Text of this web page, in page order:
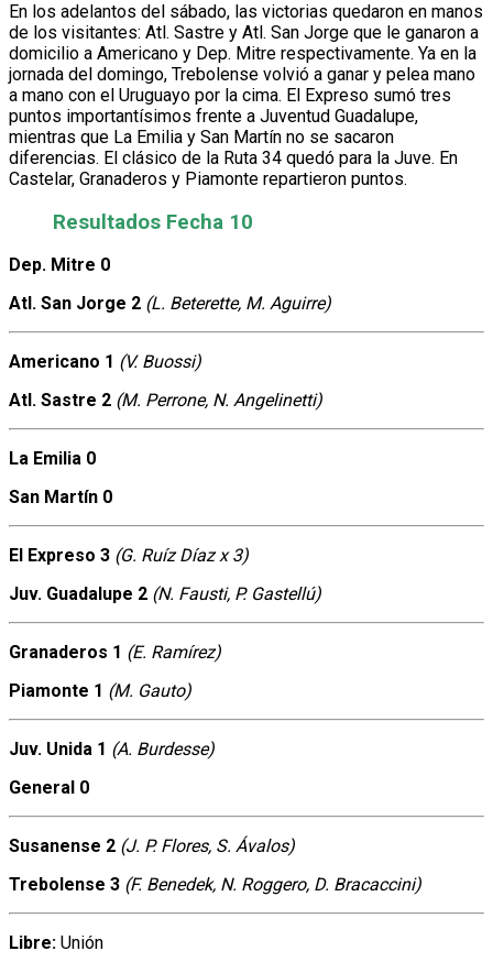
En los adelantos del sábado, las victorias quedaron en manos
de los visitantes: Atl. Sastre y Atl. San Jorge que le ganaron a
domicilio a Americano y Dep. Mitre respectivamente. Ya en la
jornada del domingo, Trebolense volvió a ganar y pelea mano
a mano con el Uruguayo por la cima. El Expreso sumó tres
puntos importantísimos frente a Juventud Guadalupe,
mientras que La Emilia y San Martín no se sacaron
diferencias. El clásico de la Ruta 34 quedó para la Juve. En
Castelar, Granaderos y Piamonte repartieron puntos.
Resultados Fecha 10
Dep. Mitre 0
Atl. San Jorge 2 (L. Beterette, M. Aguirre)
Americano 1 (V. Buossi)
Atl. Sastre 2 (M. Perrone, N. Angelinetti)
La Emilia 0
San Martín 0
El Expreso 3 (G. Ruíz Díaz x 3)
Juv. Guadalupe 2 (N. Fausti, P. Gastellú)
Granaderos 1 (E. Ramírez)
Piamonte 1 (M. Gauto)
Juv. Unida 1 (A. Burdesse)
General 0
Susanense 2 (J. P. Flores, S. Ávalos)
Trebolense 3 (F. Benedek, N. Roggero, D. Bracaccini)
Libre: Unión